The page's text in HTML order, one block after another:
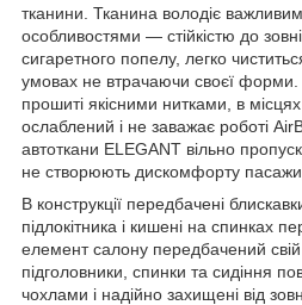
тканини. Тканина володіє
особливостями — стійкістю до
сигаретного попелу, легко
умовах не втрачаючи своєї
прошиті якісними нитками, в
ослаблений і не заважає роботі
автоткани ELEGANT вільно
не створюють дискомфорту
В конструкції передбачені
підлокітника і кишені на спинках
елемент салону передбачений
підголовники, спинки та сидіння
чохлами і надійно захищені від